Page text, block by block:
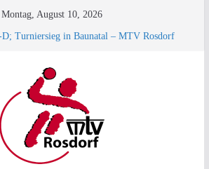
Montag, August 10, 2026
bei der HSG Plesse-Hardenberg in
Rauschenwasser
die Konkurrenz!
+++
männliche D-Jugend – Rauschenwasser
des KSB+++